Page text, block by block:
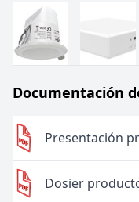
Documentación
Presentación
Dosier